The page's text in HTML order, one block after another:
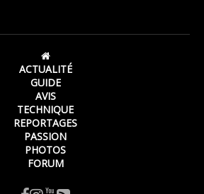
ACTUALITÉ
GUIDE
AVIS
TECHNIQUE
REPORTAGES
PASSION
PHOTOS
FORUM